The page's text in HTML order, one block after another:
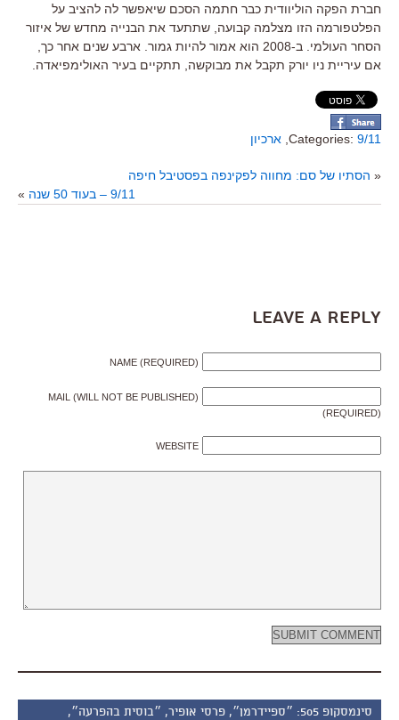
חברת הפקה הוליוודית כבר חתמה הסכם שיאפשר לה להציב על
הפלטפורמה הזו מצלמה קבועה, שתתעד את הבנייה מחדש של איזור
הסחר העולמי. ב-2008 הוא אמור להיות גמור. ארבע שנים אחר כך,
אם עיריית ניו יורק תקבל את מבוקשה, תתקיים בעיר האולימפיאדה.
Categories: 9/11 ארכיון
« הסתיו של סם: מחווה לפקינפה בפסטיבל חיפה
9/11 – בעוד 50 שנה
»
Leave a Reply
NAME (REQUIRED)
MAIL (WILL NOT BE PUBLISHED)
(REQUIRED)
WEBSITE
סינמסקופ 505: ״ספיידרמן״, פרסי אופיר, ״בוסית בהפרעה״,